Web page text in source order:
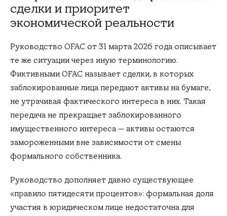
сделки и приоритет
экономической реальности
Руководство OFAC от 31 марта 2026 года описывает
те же ситуации через иную терминологию.
Фиктивными OFAC называет сделки, в которых
заблокированные лица передают активы на бумаге,
не утрачивая фактического интереса в них. Такая
передача не прекращает заблокированного
имущественного интереса — активы остаются
замороженными вне зависимости от смены
формального собственника.
Руководство дополняет давно существующее
«правило пятидесяти процентов»: формальная доля
участия в юридическом лице недостаточна для